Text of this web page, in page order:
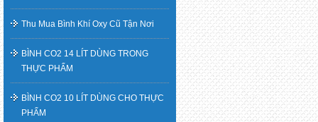
Thu Mua Bình Khí Oxy Cũ Tận Nơi
BÌNH CO2 14 LÍT DÙNG TRONG
THỰC PHẨM
BÌNH CO2 10 LÍT DÙNG CHO THỰC
PHẨM